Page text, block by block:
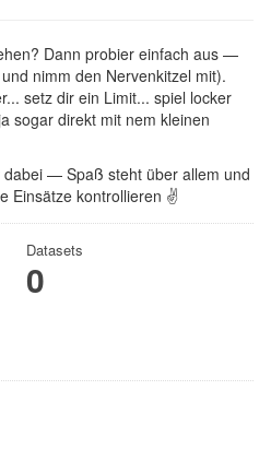
Dann probier einfach aus —
nimm den Nervenkitzel mit).
setz dir ein Limit... spiel locker
sogar direkt mit nem kleinen
dabei — Spaß steht über allem und
Einsätze kontrollieren ✌️
Datasets
0